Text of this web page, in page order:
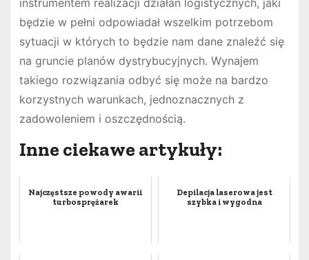
będzie w pełni odpowiadał wszelkim potrzebom
sytuacji w których to będzie nam dane znaleźć się
na gruncie planów dystrybucyjnych. Wynajem
takiego rozwiązania odbyć się może na bardzo
korzystnych warunkach, jednoznacznych z
zadowoleniem i oszczędnością.
Inne ciekawe artykuły:
Najczęstsze powody awarii
turbosprężarek
Depilacja laserowa jest
szybka i wygodna